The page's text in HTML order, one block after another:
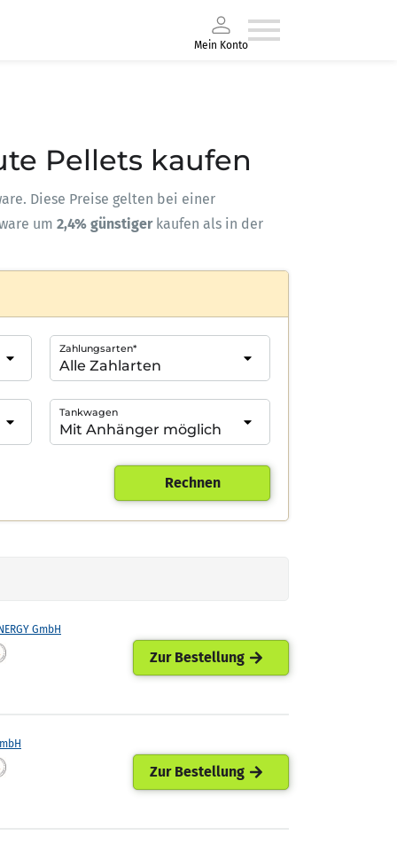
Mein Konto
Pellets kaufen
Diese Preise gelten bei einer
um 2,4% günstigerkaufen als in der
Zahlungsarten*
Tankwagen
Rechnen
GmbH
Zur Bestellung
Zur Bestellung